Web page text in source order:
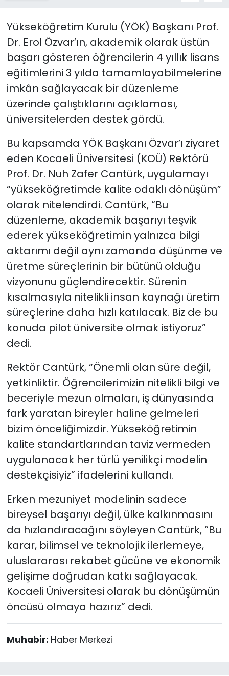
Yükseköğretim Kurulu (YÖK) Başkanı Prof.
Dr. Erol Özvar’ın, akademik olarak üstün
başarı gösteren öğrencilerin 4 yıllık lisans
eğitimlerini 3 yılda tamamlayabilmelerine
imkân sağlayacak bir düzenleme
üzerinde çalıştıklarını açıklaması,
üniversitelerden destek gördü.
Bu kapsamda YÖK Başkanı Özvar’ı ziyaret
eden Kocaeli Üniversitesi (KOÜ) Rektörü
Prof. Dr. Nuh Zafer Cantürk, uygulamayı
“yükseköğretimde kalite odaklı dönüşüm”
olarak nitelendirdi. Cantürk, “Bu
düzenleme, akademik başarıyı teşvik
ederek yükseköğretimin yalnızca bilgi
aktarımı değil aynı zamanda düşünme ve
üretme süreçlerinin bir bütünü olduğu
vizyonunu güçlendirecektir. Sürenin
kısalmasıyla nitelikli insan kaynağı üretim
süreçlerine daha hızlı katılacak. Biz de bu
konuda pilot üniversite olmak istiyoruz”
dedi.
Rektör Cantürk, “Önemli olan süre değil,
yetkinliktir. Öğrencilerimizin nitelikli bilgi ve
beceriyle mezun olmaları, iş dünyasında
fark yaratan bireyler haline gelmeleri
bizim önceliğimizdir. Yükseköğretimin
kalite standartlarından taviz vermeden
uygulanacak her türlü yenilikçi modelin
destekçisiyiz” ifadelerini kullandı.
Erken mezuniyet modelinin sadece
bireysel başarıyı değil, ülke kalkınmasını
da hızlandıracağını söyleyen Cantürk, “Bu
karar, bilimsel ve teknolojik ilerlemeye,
uluslararası rekabet gücüne ve ekonomik
gelişime doğrudan katkı sağlayacak.
Kocaeli Üniversitesi olarak bu dönüşümün
öncüsü olmaya hazırız” dedi.
Muhabir: Haber Merkezi